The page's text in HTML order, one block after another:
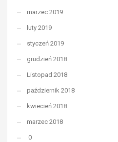
marzec 2019
luty 2019
styczeń 2019
grudzień 2018
Listopad 2018
październik 2018
kwiecień 2018
marzec 2018
0